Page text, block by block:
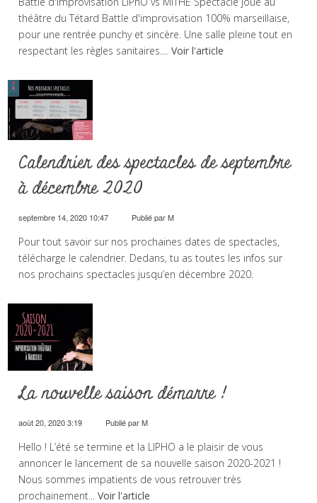
théâtre du Tétard Battle d'improvisation 100% marseillaise,
pour une rentrée punchy et sincère. Une salle pleine tout en
respectant les règles sanitaires....Voir l'article
Calendrier des spectacles de septembre
à décembre 2020
septembre 14, 2020 10:47 Publié parM
Pour tout savoir sur nos prochaines dates de spectacles,
télécharge le calendrier. Dedans, tu as toutes les infos sur
nos prochains spectacles jusqu’en décembre 2020.
La nouvelle saison démarre !
août 20, 2020 3:19 Publié parM
Hello ! L’été se termine et la LIPHO a le plaisir de vous
annoncer le lancement de sa nouvelle saison 2020-2021 !
Nous sommes impatients de vous retrouver très
prochainement...Voir l'article